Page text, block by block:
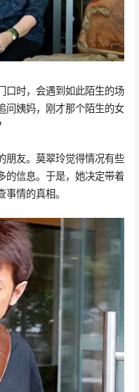
口时，会遇到如此陌生的场
问姨妈，刚才那个陌生的女
朋友。莫翠玲觉得情况有些
的信息。于是，她决定带着
情的真相。